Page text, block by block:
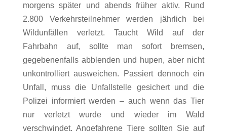
morgens später und abends früher aktiv. Rund
2.800 Verkehrsteilnehmer werden jährlich bei
Wildunfällen verletzt. Taucht Wild auf der
Fahrbahn auf, sollte man sofort bremsen,
gegebenenfalls abblenden und hupen, aber nicht
unkontrolliert ausweichen. Passiert dennoch ein
Unfall, muss die Unfallstelle gesichert und die
Polizei informiert werden – auch wenn das Tier
nur verletzt wurde und wieder im Wald
verschwindet. Angefahrene Tiere sollten Sie auf